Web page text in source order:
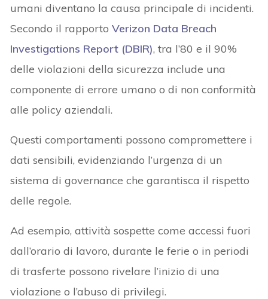
umani diventano la causa principale di incidenti.
Secondo il rapportoVerizon Data Breach
Investigations Report (DBIR), tra l’80 e il 90%
delle violazioni della sicurezza include una
componente di errore umano o di non conformità
alle policy aziendali.
Questi comportamenti possono compromettere i
dati sensibili, evidenziando l’urgenza di un
sistema di governance che garantisca il rispetto
delle regole.
Ad esempio, attività sospette come accessi fuori
dall’orario di lavoro, durante le ferie o in periodi
di trasferte possono rivelare l’inizio di una
violazione o l’abuso di privilegi.